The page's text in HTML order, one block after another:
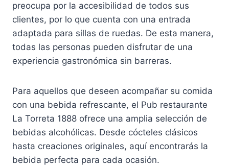
preocupa por la accesibilidad de todos sus
clientes, por lo que cuenta con una entrada
adaptada para sillas de ruedas. De esta manera,
todas las personas pueden disfrutar de una
experiencia gastronómica sin barreras.
Para aquellos que deseen acompañar su comida
con una bebida refrescante, el Pub restaurante
La Torreta 1888 ofrece una amplia selección de
bebidas alcohólicas. Desde cócteles clásicos
hasta creaciones originales, aquí encontrarás la
bebida perfecta para cada ocasión.